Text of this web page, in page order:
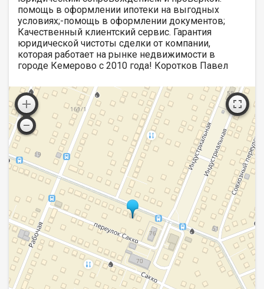
помощь в оформлении ипотеки на выгодных
условиях;-помощь в оформлении документов;
Качественный клиентский сервис. Гарантия
юридической чистоты сделки от компании,
которая работает на рынке недвижимости в
городе Кемерово с 2010 года! Коротков Павел